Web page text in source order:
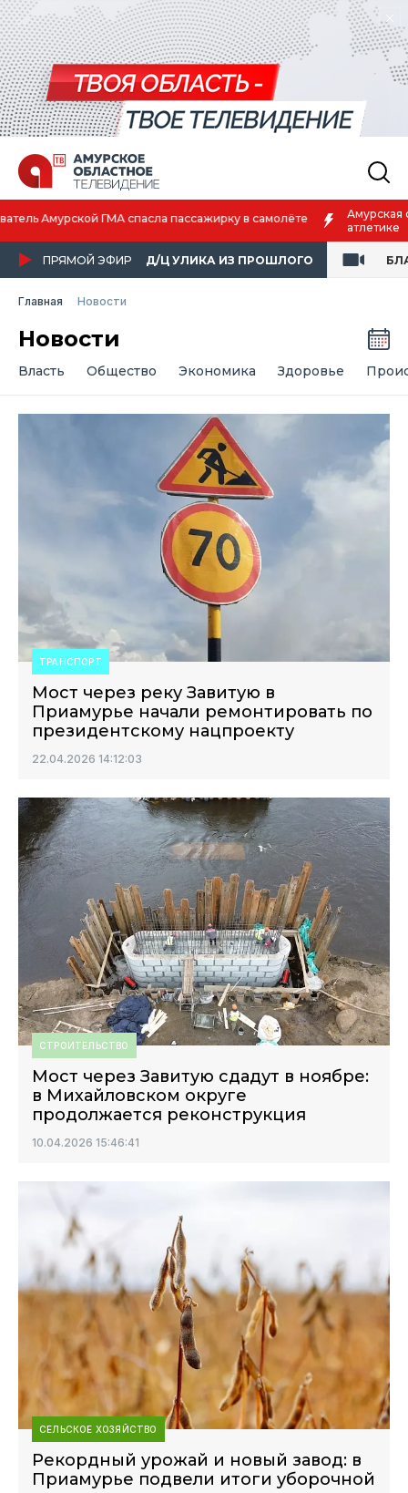
Амурская спортсменка выиграла первенство России по лёгкой
атлетике
ПРЯМОЙ ЭФИР Д/Ц УЛИКА ИЗ ПРОШЛОГО
Главная Новости
Новости
Власть Общество Экономика Здоровье
ТРАНСПОРТ
Мост через реку Завитую в
Приамурье начали ремонтировать по
президентскому нацпроекту
22.04.2026 14:12:03
СТРОИТЕЛЬСТВО
Мост через Завитую сдадут в ноябре:
в Михайловском округе
продолжается реконструкция
10.04.2026 15:46:41
СЕЛЬСКОЕ ХОЗЯЙСТВО
Рекордный урожай и новый завод: в
Приамурье подвели итоги уборочной